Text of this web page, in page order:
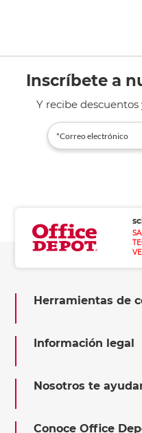
Inscríbete a
Y recibe
Herramientas de
Información legal
Nosotros te
Conoce Office